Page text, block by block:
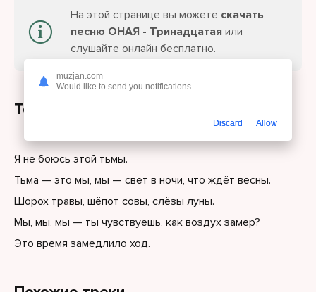
На этой странице вы можете скачать
песню ОНАЯ - Тринадцатая или
слушайте онлайн бесплатно.
Текст песни
Я не боюсь этой тьмы.
Тьма — это мы, мы — свет в ночи, что ждёт весны.
Шорох травы, шёпот совы, слёзы луны.
Мы, мы, мы — ты чувствуешь, как воздух замер?
Это время замедлило ход.
muzjan.com
Would like to send you notifications
Discard Allow